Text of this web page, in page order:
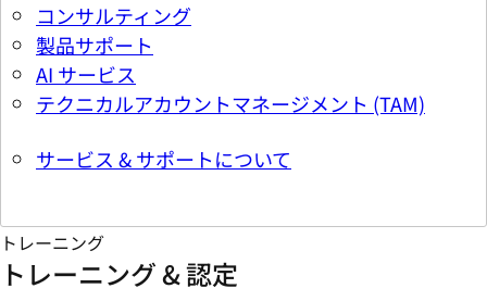
コンサルティング
製品サポート
AI サービス
テクニカルアカウントマネージメント (TAM)
サービス & サポートについて
トレーニング
トレーニング & 認定